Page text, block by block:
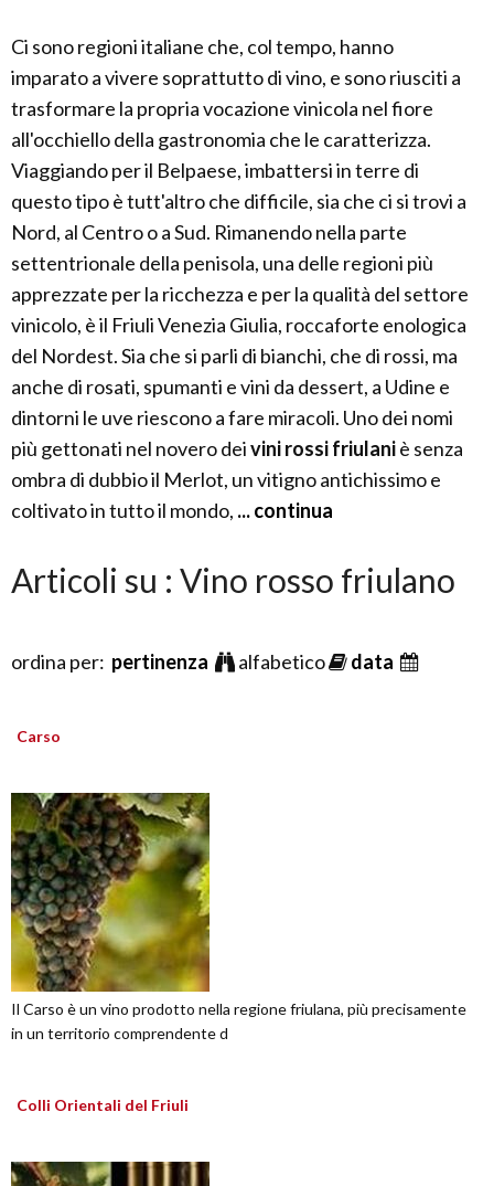
Ci sono regioni italiane che, col tempo, hanno
imparato a vivere soprattutto di vino, e sono riusciti a
trasformare la propria vocazione vinicola nel fiore
all'occhiello della gastronomia che le caratterizza.
Viaggiando per il Belpaese, imbattersi in terre di
questo tipo è tutt'altro che difficile, sia che ci si trovi a
Nord, al Centro o a Sud. Rimanendo nella parte
settentrionale della penisola, una delle regioni più
apprezzate per la ricchezza e per la qualità del settore
vinicolo, è il Friuli Venezia Giulia, roccaforte enologica
del Nordest. Sia che si parli di bianchi, che di rossi, ma
anche di rosati, spumanti e vini da dessert, a Udine e
dintorni le uve riescono a fare miracoli. Uno dei nomi
più gettonati nel novero deivini rossi friulaniè senza
ombra di dubbio il Merlot, un vitigno antichissimo e
coltivato in tutto il mondo, ... continua
Articoli su : Vino rosso friulano
ordina per: pertinenza alfabetico data
Carso
Il Carso è un vino prodotto nella regione friulana, più precisamente
in un territorio comprendente d
Colli Orientali del Friuli